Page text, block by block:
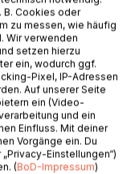
city Munich,
and city
B. Cookies oder
zu messen, wie häufig
Wir verwenden
setzen hierzu
ein, wodurch ggf.
Pixel, IP-Adressen
Auf unserer Seite
ein (Video-
und ein
Einfluss. Mit deiner
Vorgänge ein. Du
Einstellungen“)
(BoD-Impressum)